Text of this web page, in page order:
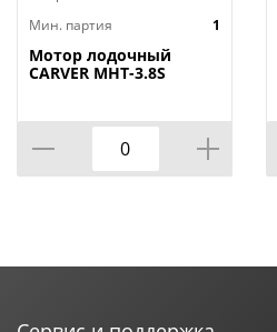
Мин. партия
1
Мотор лодочный
CARVER MHT-3.8S